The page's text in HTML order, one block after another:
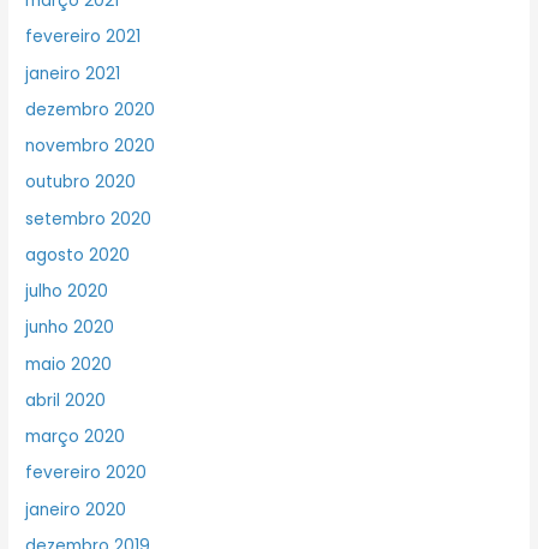
fevereiro 2021
janeiro 2021
dezembro 2020
novembro 2020
outubro 2020
setembro 2020
agosto 2020
julho 2020
junho 2020
maio 2020
abril 2020
março 2020
fevereiro 2020
janeiro 2020